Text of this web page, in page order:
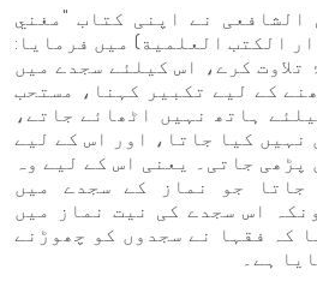
الشافعی نے اپنی کتاب "مغني
(ج 1، ص 445، دار الكتب العلمية) میں فرمایا:
کرے، اس کیلئے سجدے میں
کے لیے تکبیر کہنا، مستحب
ہاتھ نہیں اٹھائے جاتے،
نہیں کیا جاتا، اور اس کے لیے
پڑھی جاتی۔ یعنی اس کے لیے وہ
جاتا جو نماز کے سجدے میں
اس سجدے کی نیت نماز میں
کہ فقہا نے سجدوں کو چھوڑنے
ہے۔